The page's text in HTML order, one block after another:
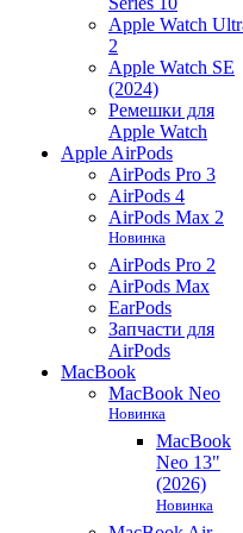
Apple Watch
2
Apple Watch SE
(2024)
Ремешки для
Apple Watch
Apple AirPods
AirPods Pro 3
AirPods 4
AirPods Max 2
Новинка
AirPods Pro 2
AirPods Max
EarPods
Запчасти для
AirPods
MacBook
MacBook Neo
Новинка
MacBook
Neo 13"
(2026)
Новинка